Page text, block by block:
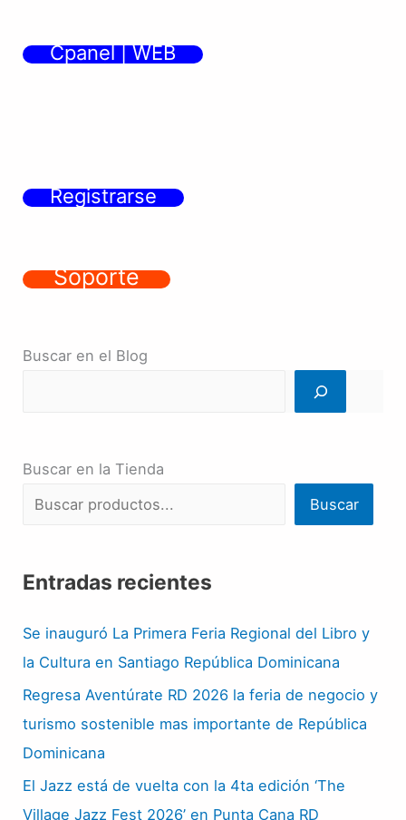
Cpanel | WEB
Registrarse
Soporte
Buscar en el Blog
Buscar en la Tienda
Buscar
Entradas recientes
Se inauguró La Primera Feria Regional del Libro y
la Cultura en Santiago República Dominicana
Regresa Aventúrate RD 2026 la feria de negocio y
turismo sostenible mas importante de República
Dominicana
El Jazz está de vuelta con la 4ta edición ‘The
Village Jazz Fest 2026’ en Punta Cana RD